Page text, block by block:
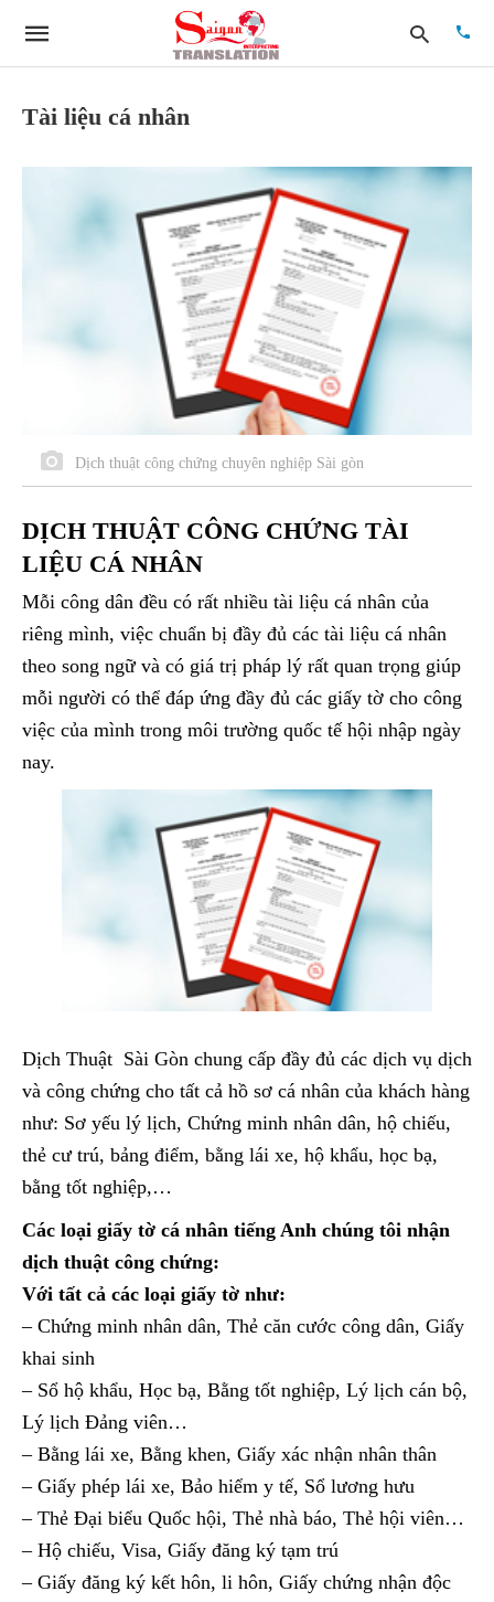
Type
Tài liệu cá nhân
Dịch thuật công chứng chuyên nghiệp Sài gòn
DỊCH THUẬT CÔNG CHỨNG TÀI
LIỆU CÁ NHÂN
Mỗi công dân đều có rất nhiều tài liệu cá nhân của
riêng mình, việc chuẩn bị đầy đủ các tài liệu cá nhân
theo song ngữ và có giá trị pháp lý rất quan trọng giúp
mỗi người có thể đáp ứng đầy đủ các giấy tờ cho công
việc của mình trong môi trường quốc tế hội nhập ngày
nay.
Dịch Thuật Sài Gòn chung cấp đầy đủ các dịch vụ dịch
và công chứng cho tất cả hồ sơ cá nhân của khách hàng
như: Sơ yếu lý lịch, Chứng minh nhân dân, hộ chiếu,
thẻ cư trú, bảng điểm, bằng lái xe, hộ khẩu, học bạ,
bằng tốt nghiệp,…
Các loại giấy tờ cá nhân tiếng Anh chúng tôi nhận
dịch thuật công chứng:
Với tất cả các loại giấy tờ như:
– Chứng minh nhân dân, Thẻ căn cước công dân, Giấy
khai sinh
– Sổ hộ khẩu, Học bạ, Bằng tốt nghiệp, Lý lịch cán bộ,
Lý lịch Đảng viên…
– Bằng lái xe, Bằng khen, Giấy xác nhận nhân thân
– Giấy phép lái xe, Bảo hiểm y tế, Sổ lương hưu
– Thẻ Đại biểu Quốc hội, Thẻ nhà báo, Thẻ hội viên…
– Hộ chiếu, Visa, Giấy đăng ký tạm trú
– Giấy đăng ký kết hôn, li hôn, Giấy chứng nhận độc